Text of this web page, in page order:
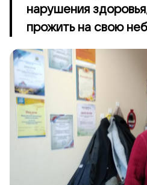
нарушения
прожить на свою